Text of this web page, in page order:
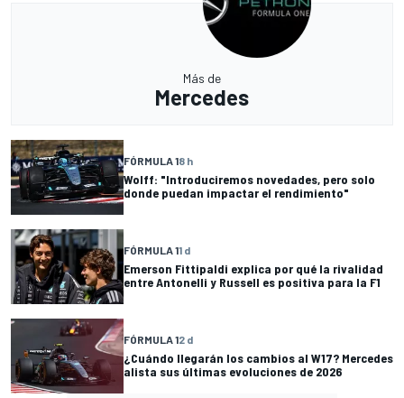
Más de
Mercedes
FÓRMULA 18 h
Wolff: "Introduciremos novedades, pero solo
donde puedan impactar el rendimiento"
FÓRMULA 11 d
Emerson Fittipaldi explica por qué la rivalidad
entre Antonelli y Russell es positiva para la F1
FÓRMULA 12 d
¿Cuándo llegarán los cambios al W17? Mercedes
alista sus últimas evoluciones de 2026